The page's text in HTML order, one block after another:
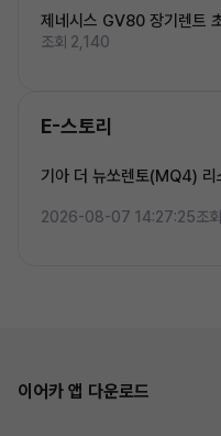
제네시스 GV80 장기렌트
조회 2,140
E-스토리
기아 더 뉴쏘렌토(MQ4) 리
2026-08-07 14:27:25조
이어카 앱 다운로드